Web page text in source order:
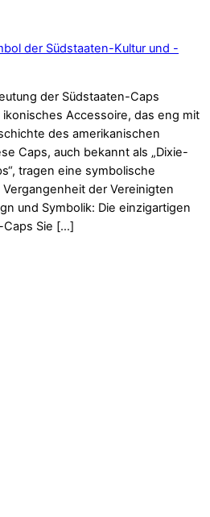
der Südstaaten-Kultur und -
der Südstaaten-Caps
Accessoire, das eng mit
des amerikanischen
Caps, auch bekannt als „Dixie-
tragen eine symbolische
der Vereinigten
und Symbolik: Die einzigartigen
Caps Sie […]